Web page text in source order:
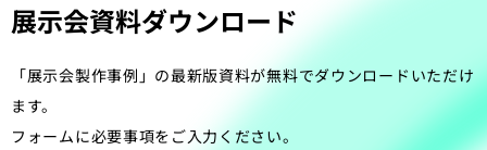
展示会資料ダウンロード
「展示会製作事例」の最新版資料が無料でダウンロードいただけ
ます。
フォームに必要事項をご入力ください。